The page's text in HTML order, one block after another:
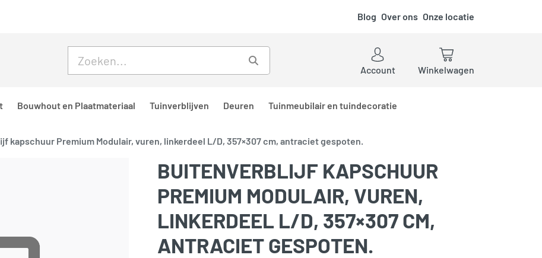
Blog Over ons Onze locatie
Account
Winkelwagen
Bouwhout en Plaatmateriaal Tuinverblijven Deuren Tuinmeubilair en tuindecoratie
kapschuur Premium Modulair, vuren, linkerdeel L/D, 357×307 cm, antraciet gespoten.
BUITENVERBLIJF KAPSCHUUR
PREMIUM MODULAIR, VUREN,
LINKERDEEL L/D, 357×307 CM,
ANTRACIET GESPOTEN.